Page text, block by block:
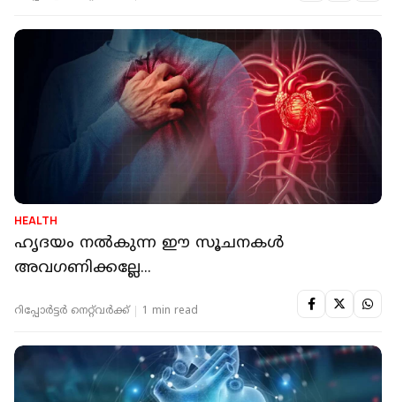
HEALTH
ഹൃദയം നല്‍കുന്ന ഈ സൂചനകള്‍
അവഗണിക്കല്ലേ...
റിപ്പോർട്ടർ നെറ്റ്‌വര്‍ക്ക്‌ 1 min read